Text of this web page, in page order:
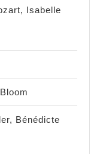
Isabelle
Bénédicte